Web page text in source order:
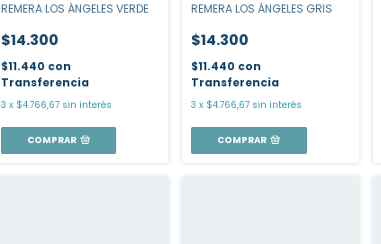
REMERA LOS ÁNGELES VERDE
$14.300
$11.440 con
Transferencia
3 x $4.766,67 sin interés
COMPRAR
REMERA LOS ÁNGELES GRIS
$14.300
$11.440 con
Transferencia
3 x $4.766,67 sin interés
COMPRAR